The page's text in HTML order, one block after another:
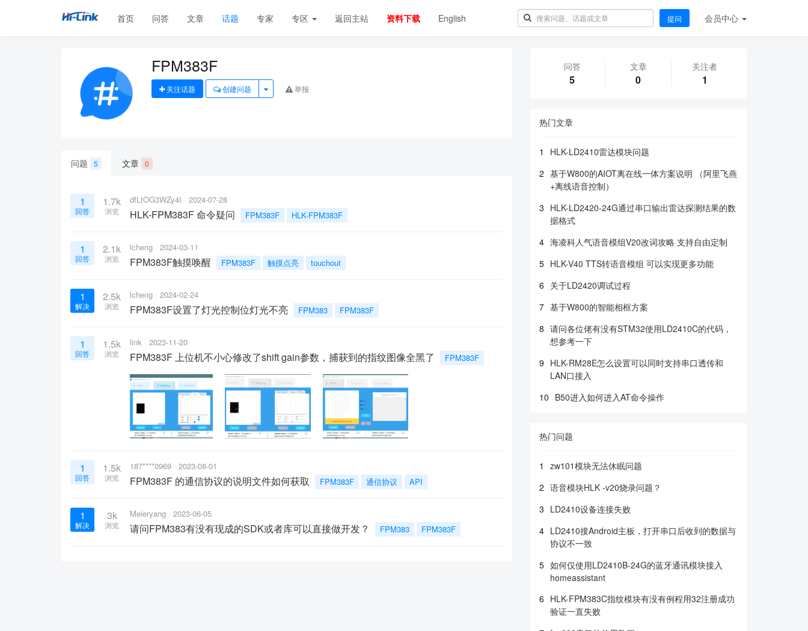
首页 问答 文章 话题 专家 专区 返回主站 资料下载 English 提问 会员中心
FPM383F
关注话题 创建问题 举报
问题 5 文章 0
1
回答
1.7k
浏览
dfLtOG3WZy4I 2024-07-28
HLK-FPM383F 命令疑问 FPM383F HLK-FPM383F
1
回答
2.1k
浏览
lcheng 2024-03-11
FPM383F触摸唤醒 FPM383F 触摸点亮 touchout
1
解决
2.5k
浏览
lcheng 2024-02-24
FPM383F设置了灯光控制位灯光不亮 FPM383 FPM383F
1
回答
1.5k
浏览
link 2023-11-20
FPM383F 上位机不小心修改了shift gain参数，捕获到的指纹图像全黑了 FPM383F
1
回答
1.5k
浏览
187****0969 2023-08-01
FPM383F 的通信协议的说明文件如何获取 FPM383F 通信协议 API
1
解决
3k
浏览
Meieryang 2023-06-05
请问FPM383有没有现成的SDK或者库可以直接做开发？ FPM383 FPM383F
问答
5
文章
0
关注者
1
热门文章
1
HLK-LD2410雷达模块问题
2 基于W800的AIOT离在线一体方案说明 （阿里飞燕
+离线语音控制）
3 HLK-LD2420-24G通过串口输出雷达探测结果的数
据格式
4 海凌科人气语音模组V20改词攻略 支持自由定制
5 HLK-V40 TTS转语音模组 可以实现更多功能
6 关于LD2420调试过程
7 基于W800的智能相框方案
8 请问各位佬有没有STM32使用LD2410C的代码，
想参考一下
9 HLK-RM28E怎么设置可以同时支持串口透传和
LAN口接入
10 B50进入如何进入AT命令操作
热门问题
1
zw101模块无法休眠问题
2 语音模块HLK -v20烧录问题？
3 LD2410设备连接失败
4 LD2410接Android主板，打开串口后收到的数据与
协议不一致
5 如何仅使用LD2410B-24G的蓝牙通讯模块接入
homeassistant
6 HLK-FPM383C指纹模块有没有例程用32注册成功
验证一直失败